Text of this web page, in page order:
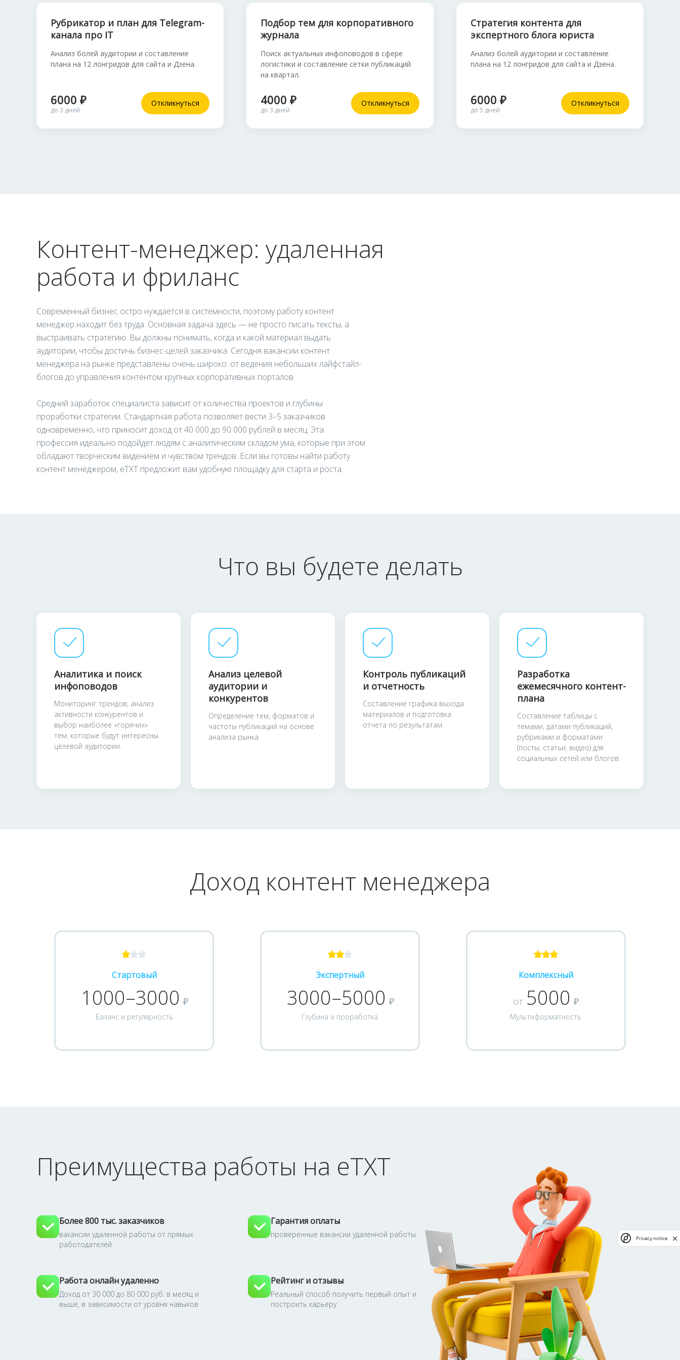
Рубрикатор и план для Telegram-
канала про IT
Анализ болей аудитории и составление
плана на 12 лонгридов для сайта и Дзена.
6000 ₽
до 3 дней
Откликнуться
Подбор тем для корпоративного
журнала
Поиск актуальных инфоповодов в сфере
логистики и составление сетки публикаций
на квартал.
4000 ₽
до 3 дней
Откликнуться
Стратегия контента для
экспертного блога юриста
Анализ болей аудитории и составление
плана на 12 лонгридов для сайта и Дзена.
6000 ₽
до 5 дней
Откликнуться
Контент-менеджер: удаленная
работа и фриланс
Современный бизнес остро нуждается в системности, поэтому работу контент
менеджер находит без труда. Основная задача здесь — не просто писать тексты, а
выстраивать стратегию. Вы должны понимать, когда и какой материал выдать
аудитории, чтобы достичь бизнес-целей заказчика. Сегодня вакансии контент
менеджера на рынке представлены очень широко: от ведения небольших лайфстайл-
блогов до управления контентом крупных корпоративных порталов.
Средний заработок специалиста зависит от количества проектов и глубины
проработки стратегии. Стандартная работа позволяет вести 3–5 заказчиков
одновременно, что приносит доход от 40 000 до 90 000 рублей в месяц. Эта
профессия идеально подойдет людям с аналитическим складом ума, которые при этом
обладают творческим видением и чувством трендов. Если вы готовы найти работу
контент менеджером, eTXT предложит вам удобную площадку для старта и роста.
Что вы будете делать
Аналитика и поиск
инфоповодов
Мониторинг трендов, анализ
активности конкурентов и
выбор наиболее «горячих»
тем, которые будут интересны
целевой аудитории.
Анализ целевой
аудитории и
конкурентов
Определение тем, форматов и
частоты публикаций на основе
анализа рынка.
Контроль публикаций
и отчетность
Составление графика выхода
материалов и подготовка
отчета по результатам.
Разработка
ежемесячного контент-
плана
Составление таблицы с
темами, датами публикаций,
рубриками и форматами
(посты, статьи, видео) для
социальных сетей или блогов.
Доход контент менеджера
Стартовый
1000–3000 ₽
Баланс и регулярность
Экспертный
3000–5000 ₽
Глубина и проработка
Комплексный
от 5000 ₽
Мультиформатность
Преимущества работы на eTXT
Более 800 тыс. заказчиков
вакансии удаленной работы от прямых
работодателей
Гарантия оплаты
проверенные вакансии удаленной работы
Работа онлайн удаленно
Доход от 30 000 до 80 000 руб. в месяц и
выше, в зависимости от уровня навыков
Рейтинг и отзывы
Реальный способ получить первый опыт и
построить карьеру
Privacy notice